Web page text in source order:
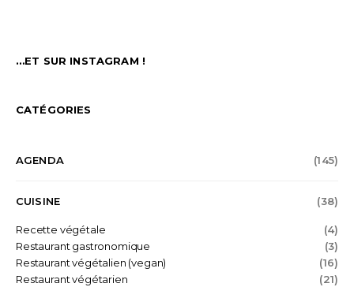
…ET SUR INSTAGRAM !
CATÉGORIES
AGENDA (145)
CUISINE (38)
Recette végétale
(4)
Restaurant gastronomique
(3)
Restaurant végétalien (vegan)
(16)
Restaurant végétarien
(21)